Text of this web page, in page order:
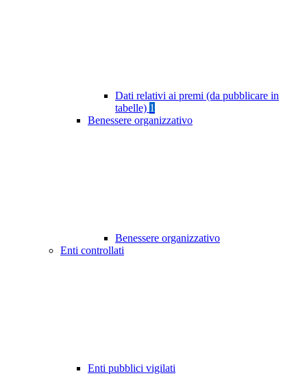
Dati relativi ai premi (da pubblicare in
tabelle) 1
Benessere organizzativo
Benessere organizzativo
Enti controllati
Enti pubblici vigilati